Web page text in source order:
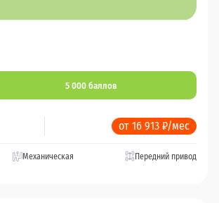
5 000 баллов
от 16 913 ₽/мес
Механическая Передний привод